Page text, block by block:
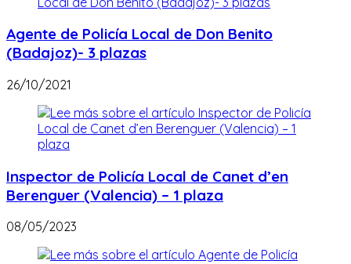
Agente de Policía Local de Don Benito
(Badajoz)- 3 plazas
26/10/2021
Inspector de Policía Local de Canet d’en
Berenguer (Valencia) – 1 plaza
08/05/2023